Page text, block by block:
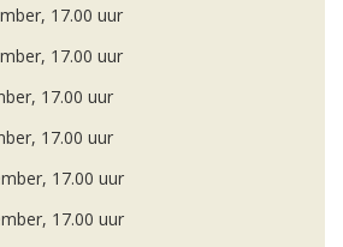
17.00 uur
17.00 uur
17.00 uur
17.00 uur
17.00 uur
17.00 uur